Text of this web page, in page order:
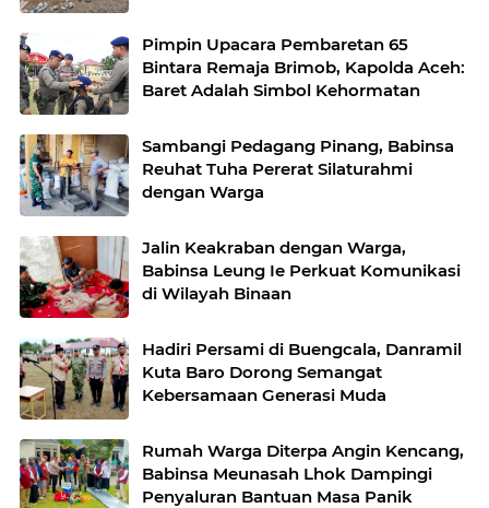
Pimpin Upacara Pembaretan 65
Bintara Remaja Brimob, Kapolda Aceh:
Baret Adalah Simbol Kehormatan
Sambangi Pedagang Pinang, Babinsa
Reuhat Tuha Pererat Silaturahmi
dengan Warga
Jalin Keakraban dengan Warga,
Babinsa Leung Ie Perkuat Komunikasi
di Wilayah Binaan
Hadiri Persami di Buengcala, Danramil
Kuta Baro Dorong Semangat
Kebersamaan Generasi Muda
Rumah Warga Diterpa Angin Kencang,
Babinsa Meunasah Lhok Dampingi
Penyaluran Bantuan Masa Panik